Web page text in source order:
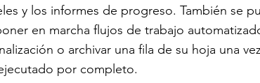
y los informes de progreso. También se
en marcha flujos de trabajo
o archivar una fila de su hoja una
por completo.